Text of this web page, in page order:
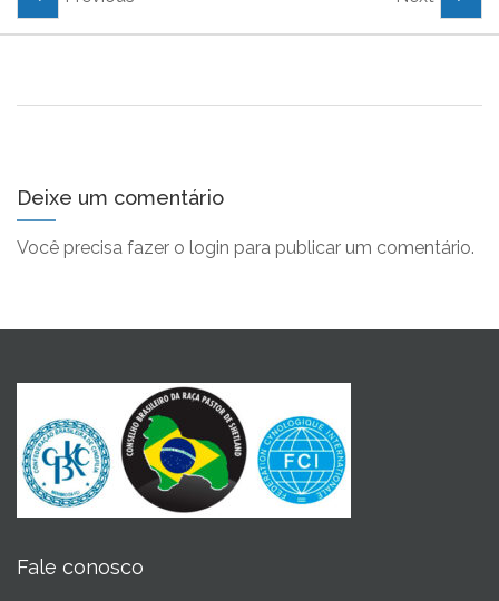
Deixe um comentário
Você precisa fazer o login para publicar um comentário.
Fale conosco